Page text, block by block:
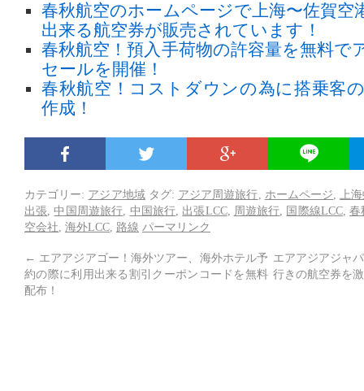
春秋航空のホームページで上海〜佐賀空
出来る航空券が販売されています！
春秋航空！預入手荷物の許容量を無料で
セールを開催！
春秋航空！コストダウンの為に搭乗客
作成！
カテゴリー: アジア地域 タグ: アジア周遊旅行 ホームページ
上
出張 ,中国周遊旅行 中国旅行 出張LCC, 周遊旅行 国際線LCC,春
空会社 海外LCC 路線 パーマリンク
← エアアジアゴー！海外ツアー、海外ホテル予
約の際に利用出来る割引クーポンコードを無料
配布！
エアアジアジャ
行きの航空券を